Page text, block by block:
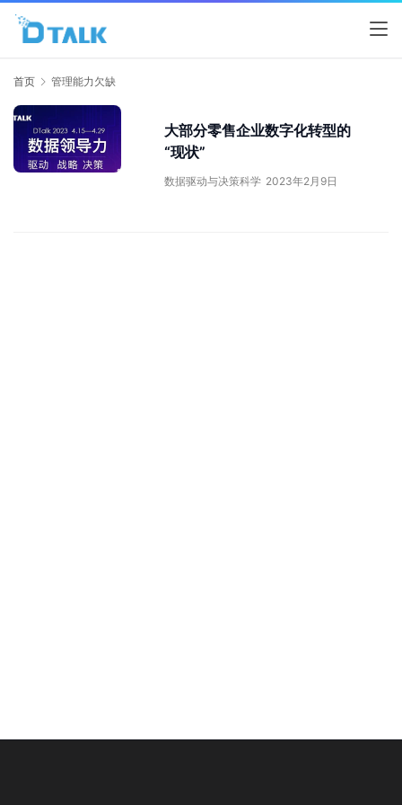
首页 管理能力欠缺
大部分零售企业数字化转型的
“现状”
数据驱动与决策科学 2023年2月9日